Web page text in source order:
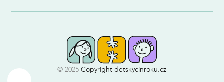
© 2025 Copyright detskycinroku.cz